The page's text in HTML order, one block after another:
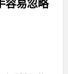
容易忽略